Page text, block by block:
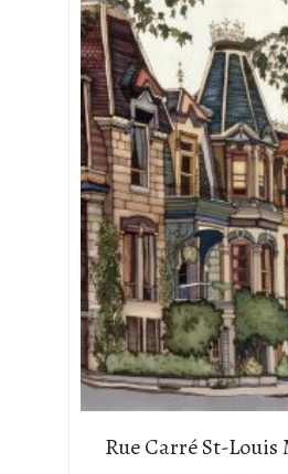
Rue Carré St-Louis